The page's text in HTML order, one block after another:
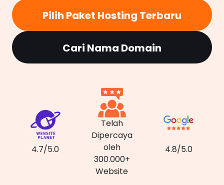
Pilih Paket Hosting Terbaru
Cari Nama Domain
4.7/5.0
Telah
Dipercaya
oleh
300.000+
Website
4.8/5.0